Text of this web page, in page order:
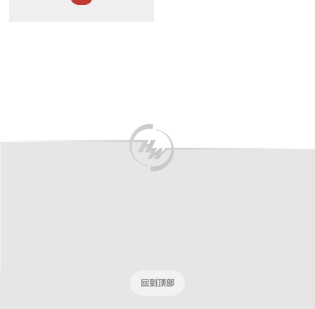
回到顶部